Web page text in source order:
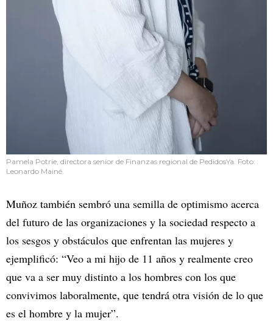
Pamela Potrie, directora senior de Finanzas regional de PedidosYa. Foto:
Leonardo Mainé.
Muñoz también sembró una semilla de optimismo acerca
del futuro de las organizaciones y la sociedad respecto a
los sesgos y obstáculos que enfrentan las mujeres y
ejemplificó: “Veo a mi hijo de 11 años y realmente creo
que va a ser muy distinto a los hombres con los que
convivimos laboralmente, que tendrá otra visión de lo que
es el hombre y la mujer”.